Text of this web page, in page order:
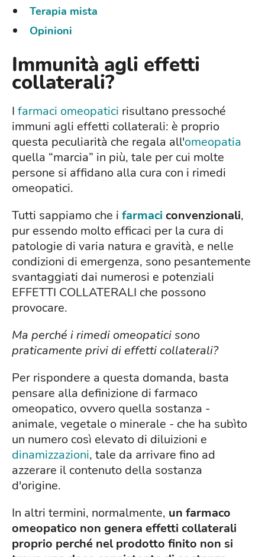
Terapia mista
Opinioni
Immunità agli effetti
collaterali?
I farmaci omeopatici risultano pressoché
immuni agli effetti collaterali: è proprio
questa peculiarità che regala all'omeopatia
quella “marcia” in più, tale per cui molte
persone si affidano alla cura con i rimedi
omeopatici.
Tutti sappiamo che i farmaci convenzionali,
pur essendo molto efficaci per la cura di
patologie di varia natura e gravità, e nelle
condizioni di emergenza, sono pesantemente
svantaggiati dai numerosi e potenziali
EFFETTI COLLATERALI che possono
provocare.
Ma perché i rimedi omeopatici sono
praticamente privi di effetti collaterali?
Per rispondere a questa domanda, basta
pensare alla definizione di farmaco
omeopatico, ovvero quella sostanza -
animale, vegetale o minerale - che ha subìto
un numero così elevato di diluizioni e
dinamizzazioni, tale da arrivare fino ad
azzerare il contenuto della sostanza
d'origine.
In altri termini, normalmente, un farmaco
omeopatico non genera effetti collaterali
proprio perché nel prodotto finito non si